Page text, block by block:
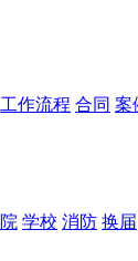
工作流程 合同 案
学校 消防 换届